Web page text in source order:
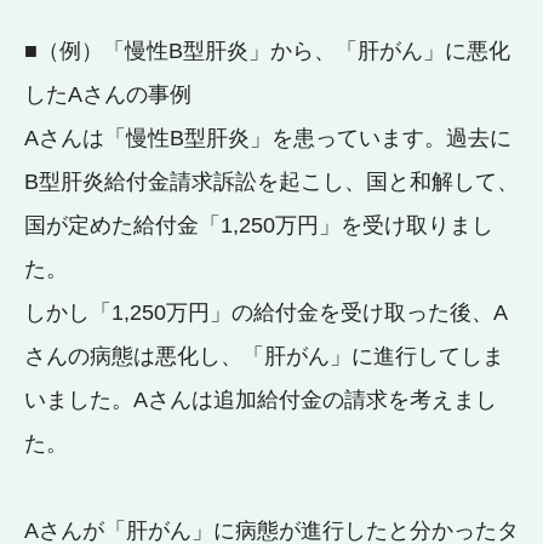
■（例）「慢性B型肝炎」から、「肝がん」に悪化
したAさんの事例
Aさんは「慢性B型肝炎」を患っています。過去に
B型肝炎給付金請求訴訟を起こし、国と和解して、
国が定めた給付金「1,250万円」を受け取りまし
た。
しかし「1,250万円」の給付金を受け取った後、A
さんの病態は悪化し、「肝がん」に進行してしま
いました。Aさんは追加給付金の請求を考えまし
た。
Aさんが「肝がん」に病態が進行したと分かったタ